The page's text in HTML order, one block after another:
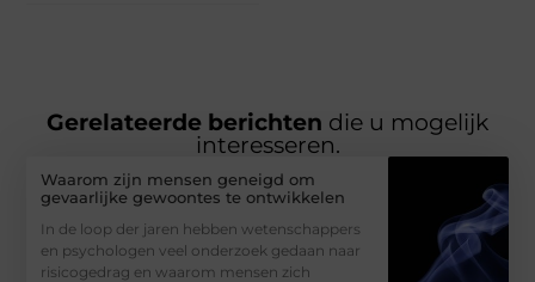
Gerelateerde berichten die u mogelijk
interesseren.
Waarom zijn mensen geneigd om
gevaarlijke gewoontes te ontwikkelen
In de loop der jaren hebben wetenschappers
en psychologen veel onderzoek gedaan naar
risicogedrag en waarom mensen zich